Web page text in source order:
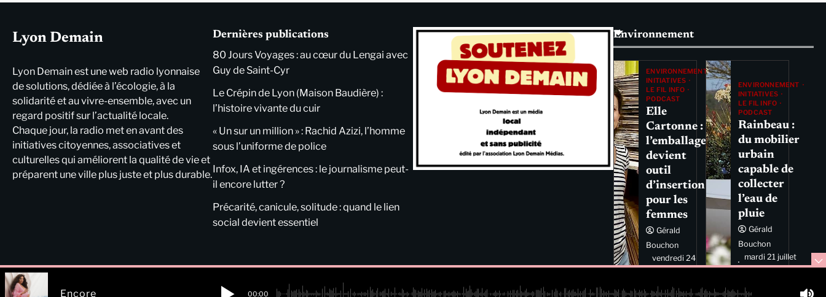
Lyon Demain
Lyon Demain est une web radio lyonnaise
de solutions, dédiée à l’écologie, à la
solidarité et au vivre-ensemble, avec un
regard positif sur l’actualité locale.
Chaque jour, la radio met en avant des
initiatives citoyennes, associatives et
culturelles qui améliorent la qualité de vie et
préparent une ville plus juste et plus durable.
Dernières publications
80 Jours Voyages : au cœur du Lengai avec
Guy de Saint-Cyr
Le Crépin de Lyon (Maison Baudière) :
l’histoire vivante du cuir
« Un sur un million » : Rachid Azizi, l’homme
sous l’uniforme de police
Infox, IA et ingérences : le journalisme peut-
il encore lutter ?
Précarité, canicule, solitude : quand le lien
social devient essentiel
Environnement
ENVIRONNEMENT
INITIATIVES
LE FIL INFO
PODCAST
Elle
Cartonne :
l’emballage
devient
outil
d’insertion
pour les
femmes
Gérald
Bouchon
vendredi 24
juillet 2026
ENVIRONNEMENT
INITIATIVES
LE FIL INFO
PODCAST
Rainbeau :
du mobilier
urbain
capable de
collecter
l’eau de
pluie
Gérald
Bouchon
mardi 21 juillet
2026 11:44
Encore 00:00